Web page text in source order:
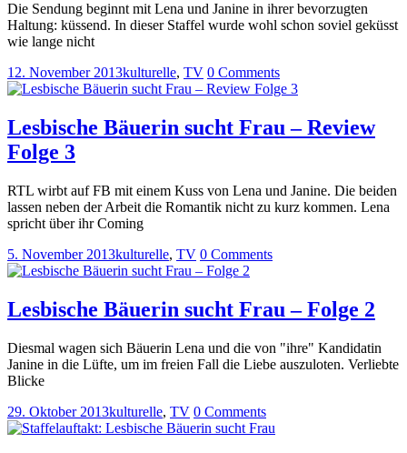
Die Sendung beginnt mit Lena und Janine in ihrer bevorzugten
Haltung: küssend. In dieser Staffel wurde wohl schon soviel geküsst
wie lange nicht
12. November 2013kulturelle, TV 0 Comments
Lesbische Bäuerin sucht Frau – Review
Folge 3
RTL wirbt auf FB mit einem Kuss von Lena und Janine. Die beiden
lassen neben der Arbeit die Romantik nicht zu kurz kommen. Lena
spricht über ihr Coming
5. November 2013kulturelle, TV 0 Comments
Lesbische Bäuerin sucht Frau – Folge 2
Diesmal wagen sich Bäuerin Lena und die von "ihre" Kandidatin
Janine in die Lüfte, um im freien Fall die Liebe auszuloten. Verliebte
Blicke
29. Oktober 2013kulturelle, TV 0 Comments